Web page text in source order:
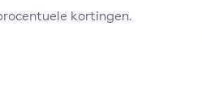
kortingen.